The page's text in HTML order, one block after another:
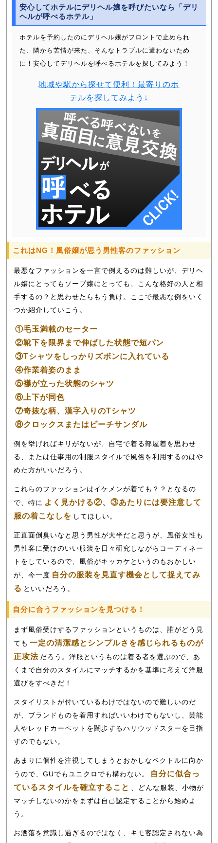
安心してホテルにデリヘル嬢を呼びたいなら「デリ
ヘルが呼べるホテル」
ホテルを予約したのにデリヘル嬢がフロントで止められ
た、隣から苦情が来た、そんなトラブルに遭わないため
に！安心してデリヘルを呼べるホテルを探してみよう！
地域や駅から探せて便利！最寄りのホ
テルを探してみよう↓
これはNG！風俗嬢が思う男性客のファッション
最悪なファッションを一言で例えるのは難しいが、デリヘ
ル嬢にとってもソープ嬢にとっても、こんな格好の人と相
手するの？と思わせたらもう負け。ここで最悪な例をいく
つか紹介していこう。
①毛玉満載のセーター
②靴下を限界まで伸ばした状態で短パン
③Tシャツをしっかりズボンに入れている
④作業着姿のまま
⑤襟が立った状態のシャツ
⑥上下が同色
⑦奇抜な柄、漢字入りのTシャツ
⑧クロックスまたはビーチサンダル
例を挙げればキリがないが、自宅で着る部屋着を思わせ
る、または仕事用の制服スタイルで風俗を利用するのはや
めた方がいいだろう。
これらのファッションはイケメンが着ても？？となるの
で、特に よく見かける②、③あたりには要注意して
服の着こなしを してほしい。
正直面倒臭いなと思う男性が大半だと思うが、風俗女性も
男性客に受けのいい服装を日々研究しながらコーディネー
トをしているので、風俗がキッカケというのもおかしい
が、今一度 自分の服装を見直す機会として捉えてみ
る といいだろう。
自分に合うファッションを見つける！
まず風俗受けするファッションというものは、誰がどう見
ても 一定の清潔感とシンプルさを感じられるものが
正攻法 だろう。洋服というものは着る者を選ぶので、あ
くまで自分のスタイルにマッチするかを基準に考えて洋服
選びをすべきだ！
スタイリストが付いているわけではないので難しいのだ
が、ブランドものを着用すればいいわけでもないし、芸能
人やレッドカーペットを闊歩するハリウッドスターを目指
すのでもない。
あまりに個性を注視してしまうとおかしなベクトルに向か
うので、GUでもユニクロでも構わない。
自分に似合っ
ているスタイルを確立すること
、どんな服装、小物が
マッチしないのかをまずは自己認定することから始めよ
う。
お洒落を意識し過ぎるのではなく、キモ客認定されない為